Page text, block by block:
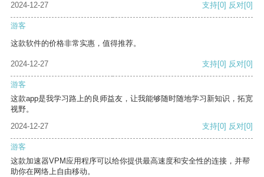
2024-12-27 支持[0] 反对[0]
游客
这款软件的价格非常实惠，值得推荐。
2024-12-27 支持[0] 反对[0]
游客
这款app是我学习路上的良师益友，让我能够随时随地学习新知识，拓宽
视野。
2024-12-27
支持[0] 反对[0]
游客
这款加速器VPM应用程序可以给你提供最高速度和安全性的连接，并帮
助你在网络上自由移动。